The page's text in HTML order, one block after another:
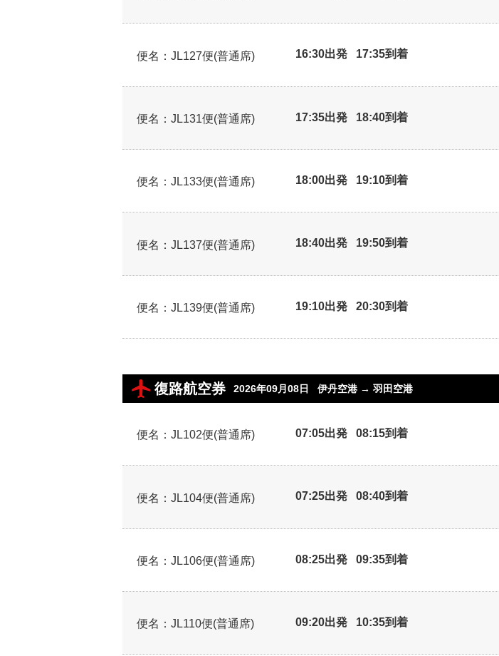
便名：JL127便(普通席) 16:30出発 17:35到着
便名：JL131便(普通席) 17:35出発 18:40到着
便名：JL133便(普通席) 18:00出発 19:10到着
便名：JL137便(普通席) 18:40出発 19:50到着
便名：JL139便(普通席) 19:10出発 20:30到着
復路航空券 2026年09月08日 伊丹空港 → 羽田空港
便名：JL102便(普通席) 07:05出発 08:15到着
便名：JL104便(普通席) 07:25出発 08:40到着
便名：JL106便(普通席) 08:25出発 09:35到着
便名：JL110便(普通席) 09:20出発 10:35到着